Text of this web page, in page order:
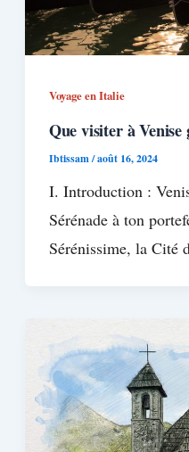
Voyage en Italie
Que visiter à
Ibtissam/août 16, 2024
I. Introduction :
Sérénade à ton
Sérénissime, la Cité